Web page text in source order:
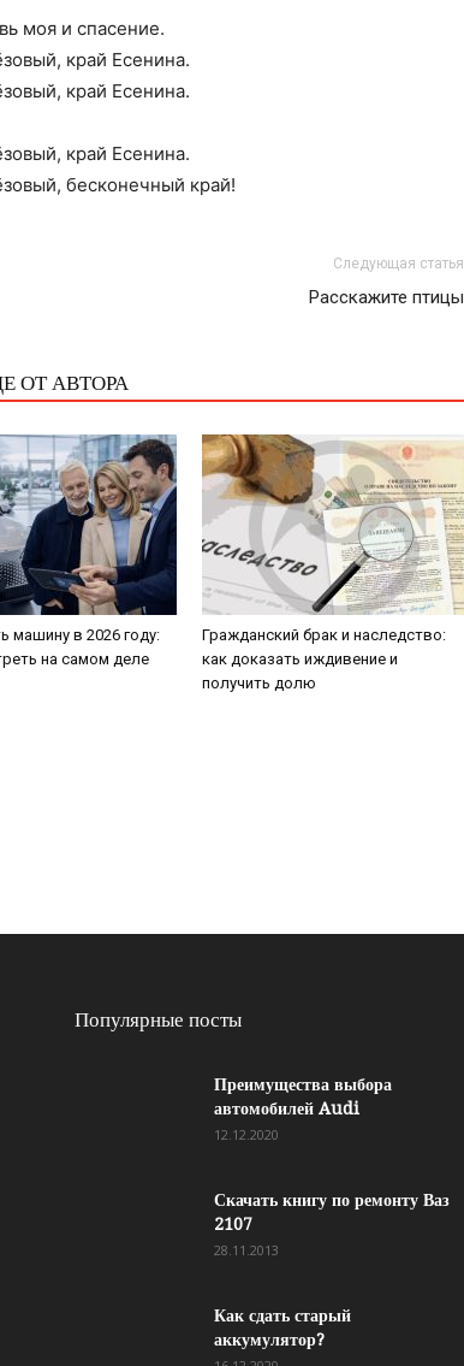
моя и спасение.
край Есенина.
край Есенина.
край Есенина.
бесконечный край!
Следующая статья
Расскажите птицы
ОТ АВТОРА
машину в 2026 году:
на самом деле
Гражданский брак и наследство:
как доказать иждивение и
получить долю
Популярные посты
Преимущества выбора
автомобилей Audi
12.12.2020
Скачать книгу по ремонту Ваз
2107
28.11.2013
Как сдать старый
аккумулятор?